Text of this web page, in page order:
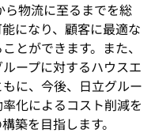
ら物流に至るまでを総
になり、顧客に最適な
とができます。また、
ープに対するハウスエ
に、今後、日立グルー
化によるコスト削減を
築を目指します。